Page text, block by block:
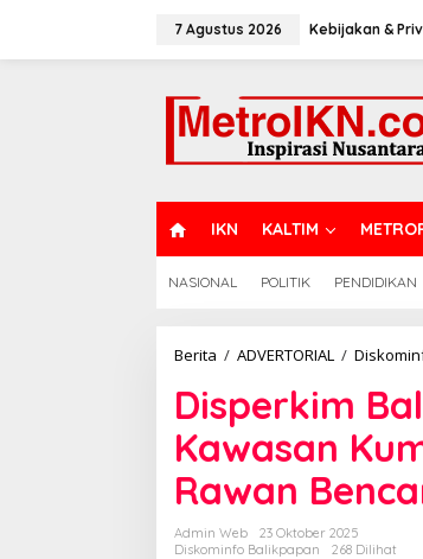
7 Agustus 2026 Kebijakan &
O
M
IKN KALTIM
NASIONAL POLITIK PENDIDIKAN
Berita / ADVERTORIAL /
Disperkim
Kawasan
Rawan
Admin Web
23 Oktober 2025
Diskominfo Balikpapan
268 Dilihat